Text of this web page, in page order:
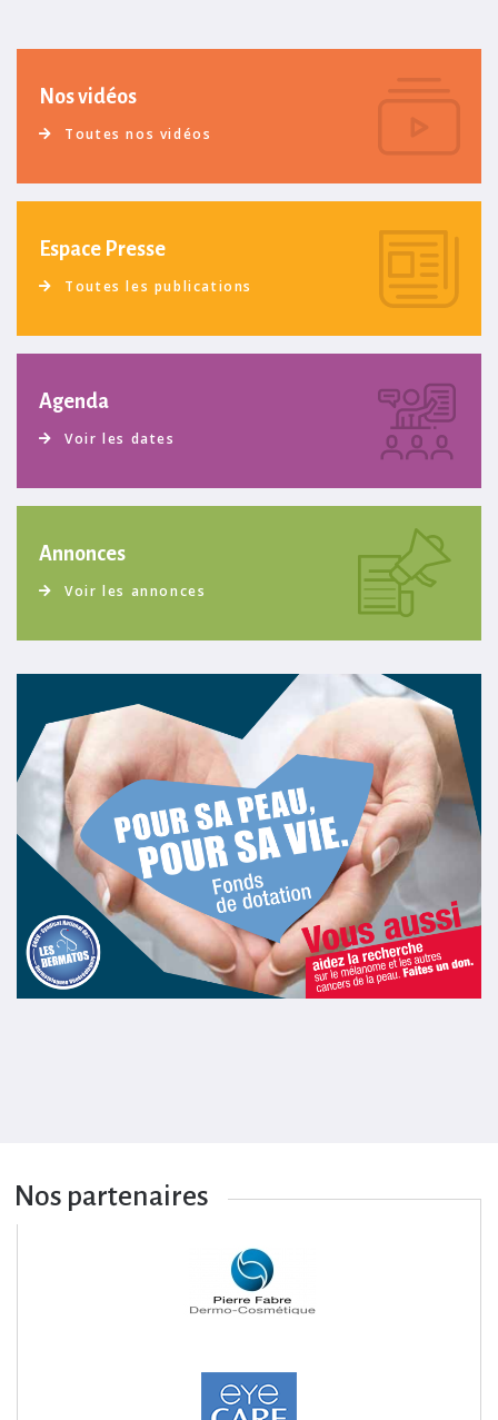
Nos vidéos
Toutes nos vidéos
Espace Presse
Toutes les publications
Agenda
Voir les dates
Annonces
Voir les annonces
Nos partenaires